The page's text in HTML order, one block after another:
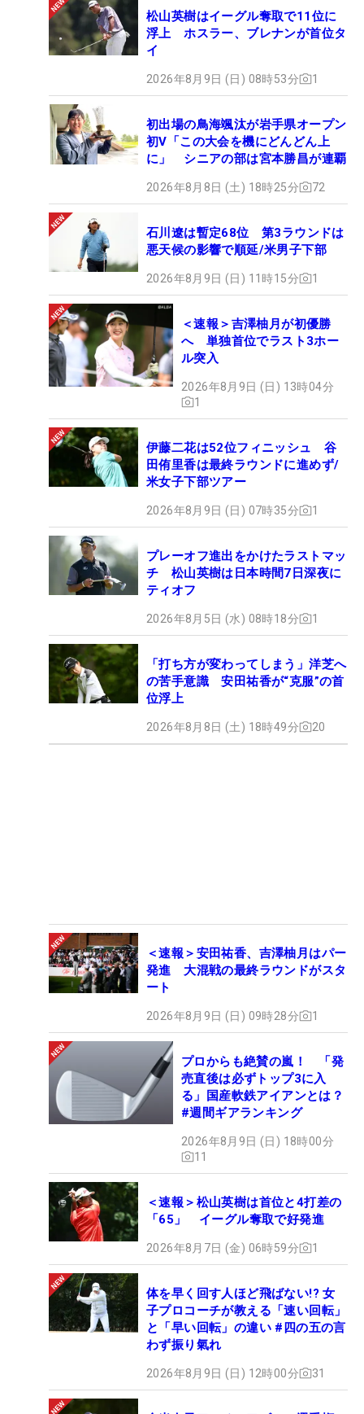
松山英樹はイーグル奪取で11位に
浮上 ホスラー、ブレナンが首位タ
イ
2026年8月9日 (日) 08時53分 1
初出場の鳥海颯汰が岩手県オープン
初V「この大会を機にどんどん上
に」 シニアの部は宮本勝昌が連覇
2026年8月8日 (土) 18時25分 72
石川遼は暫定68位 第3ラウンドは
悪天候の影響で順延/米男子下部
2026年8月9日 (日) 11時15分 1
＜速報＞吉澤柚月が初優勝
へ 単独首位でラスト3ホー
ル突入
2026年8月9日 (日) 13時04分
1
伊藤二花は52位フィニッシュ 谷
田侑里香は最終ラウンドに進めず/
米女子下部ツアー
2026年8月9日 (日) 07時35分 1
プレーオフ進出をかけたラストマッ
チ 松山英樹は日本時間7日深夜に
ティオフ
2026年8月5日 (水) 08時18分 1
「打ち方が変わってしまう」洋芝へ
の苦手意識 安田祐香が“克服”の首
位浮上
2026年8月8日 (土) 18時49分 20
＜速報＞安田祐香、吉澤柚月はパー
発進 大混戦の最終ラウンドがスタ
ート
2026年8月9日 (日) 09時28分 1
プロからも絶賛の嵐！ 「発
売直後は必ずトップ3に入
る」国産軟鉄アイアンとは？
#週間ギアランキング
2026年8月9日 (日) 18時00分
11
＜速報＞松山英樹は首位と4打差の
「65」 イーグル奪取で好発進
2026年8月7日 (金) 06時59分 1
体を早く回す人ほど飛ばない!? 女
子プロコーチが教える「速い回転」
と「早い回転」の違い #四の五の言
わず振り氣れ
2026年8月9日 (日) 12時00分 31